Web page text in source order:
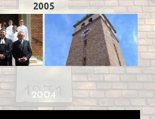
2005
2004